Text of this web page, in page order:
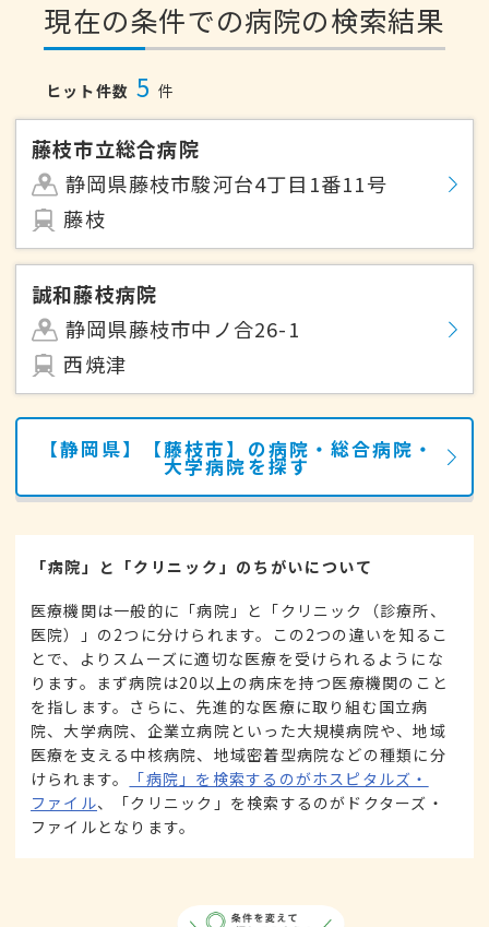
現在の条件での病院の検索結果
ヒット件数 5 件
藤枝市立総合病院
静岡県藤枝市駿河台4丁目1番11号
藤枝
誠和藤枝病院
静岡県藤枝市中ノ合26-1
西焼津
【静岡県】【藤枝市】の病院・総合病院・
大学病院を探す
「病院」と「クリニック」のちがいについて
医療機関は一般的に「病院」と「クリニック（診療所、
医院）」の2つに分けられます。この2つの違いを知るこ
とで、よりスムーズに適切な医療を受けられるようにな
ります。まず病院は20以上の病床を持つ医療機関のこと
を指します。さらに、先進的な医療に取り組む国立病
院、大学病院、企業立病院といった大規模病院や、地域
医療を支える中核病院、地域密着型病院などの種類に分
けられます。
「病院」を検索するのがホスピタルズ・
ファイル、「クリニック」を検索するのがドクターズ・
ファイルとなります。